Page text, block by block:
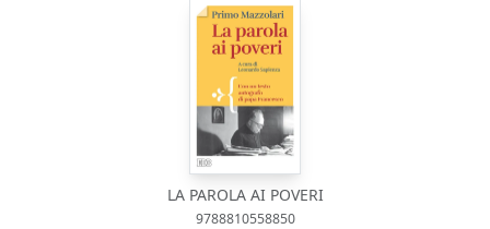
LA PAROLA AI POVERI
9788810558850